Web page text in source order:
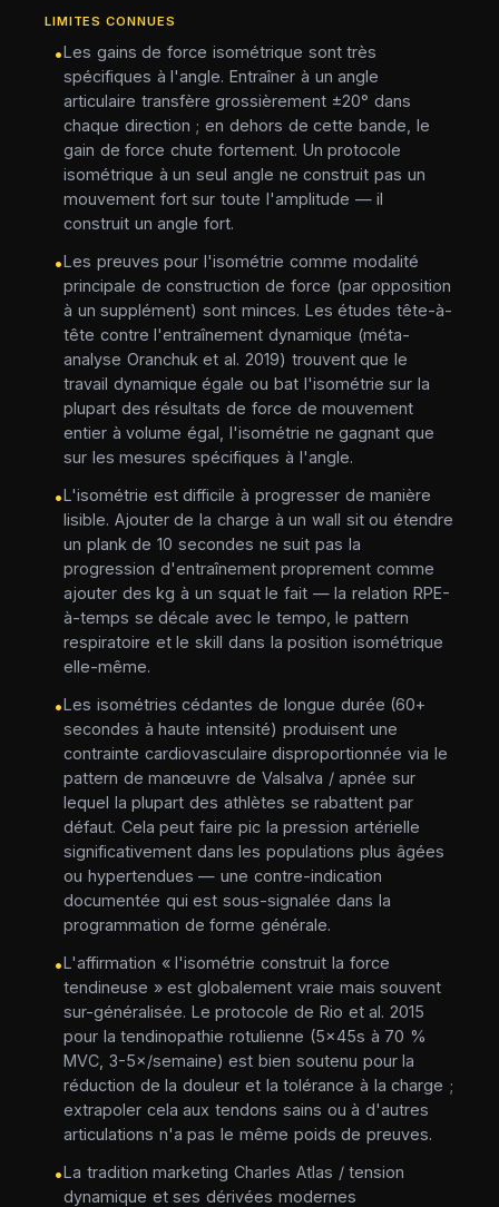
LIMITES CONNUES
•Les gains de force isométrique sont très
spécifiques à l'angle. Entraîner à un angle
articulaire transfère grossièrement ±20° dans
chaque direction ; en dehors de cette bande, le
gain de force chute fortement. Un protocole
isométrique à un seul angle ne construit pas un
mouvement fort sur toute l'amplitude — il
construit un angle fort.
•Les preuves pour l'isométrie comme modalité
principale de construction de force (par opposition
à un supplément) sont minces. Les études tête-à-
tête contre l'entraînement dynamique (méta-
analyse Oranchuk et al. 2019) trouvent que le
travail dynamique égale ou bat l'isométrie sur la
plupart des résultats de force de mouvement
entier à volume égal, l'isométrie ne gagnant que
sur les mesures spécifiques à l'angle.
•L'isométrie est difficile à progresser de manière
lisible. Ajouter de la charge à un wall sit ou étendre
un plank de 10 secondes ne suit pas la
progression d'entraînement proprement comme
ajouter des kg à un squat le fait — la relation RPE-
à-temps se décale avec le tempo, le pattern
respiratoire et le skill dans la position isométrique
elle-même.
•Les isométries cédantes de longue durée (60+
secondes à haute intensité) produisent une
contrainte cardiovasculaire disproportionnée via le
pattern de manœuvre de Valsalva / apnée sur
lequel la plupart des athlètes se rabattent par
défaut. Cela peut faire pic la pression artérielle
significativement dans les populations plus âgées
ou hypertendues — une contre-indication
documentée qui est sous-signalée dans la
programmation de forme générale.
•L'affirmation « l'isométrie construit la force
tendineuse » est globalement vraie mais souvent
sur-généralisée. Le protocole de Rio et al. 2015
pour la tendinopathie rotulienne (5×45s à 70 %
MVC, 3-5×/semaine) est bien soutenu pour la
réduction de la douleur et la tolérance à la charge ;
extrapoler cela aux tendons sains ou à d'autres
articulations n'a pas le même poids de preuves.
•La tradition marketing Charles Atlas / tension
dynamique et ses dérivées modernes